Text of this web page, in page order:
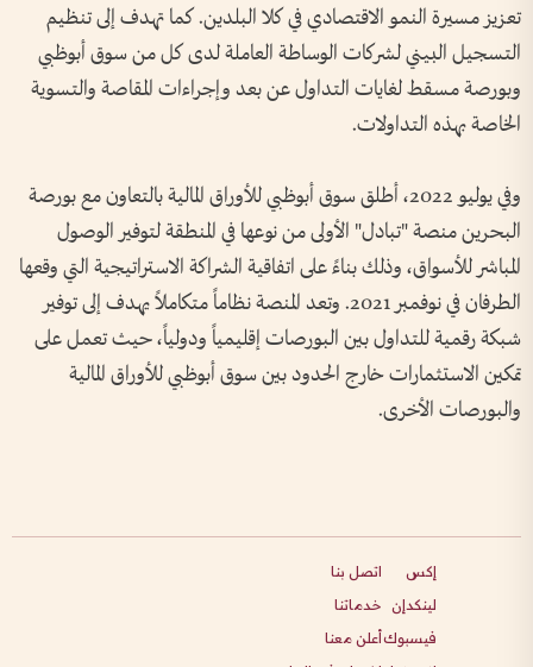
تعزيز مسيرة النمو الاقتصادي في كلا البلدين. كما تهدف إلى تنظيم
التسجيل البيني لشركات الوساطة العاملة لدى كل من سوق أبوظبي
وبورصة مسقط لغايات التداول عن بعد وإجراءات المقاصة والتسوية
الخاصة بهذه التداولات.
وفي يوليو 2022، أطلق سوق أبوظبي للأوراق المالية بالتعاون مع بورصة
البحرين منصة "تبادل" الأولى من نوعها في المنطقة لتوفير الوصول
المباشر للأسواق، وذلك بناءً على اتفاقية الشراكة الاستراتيجية التي وقعها
الطرفان في نوفمبر 2021. وتعد المنصة نظاماً متكاملاً يهدف إلى توفير
شبكة رقمية للتداول بين البورصات إقليمياً ودولياً، حيث تعمل على
تمكين الاستثمارات خارج الحدود بين سوق أبوظبي للأوراق المالية
والبورصات الأخرى.
إكس
لينكدإن
فيسبوك
اتصل بنا
خدماتنا
أعلن معنا